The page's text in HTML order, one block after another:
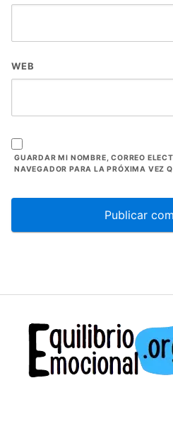
WEB
GUARDAR MI NOMBRE, CORREO
NAVEGADOR PARA LA PRÓXIMA VEZ